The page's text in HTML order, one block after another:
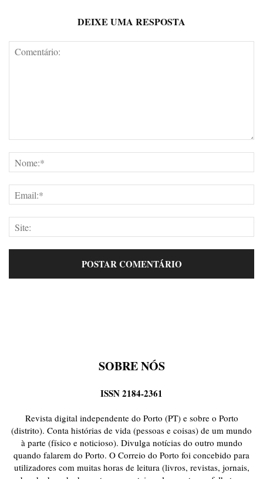
DEIXE UMA RESPOSTA
SOBRE NÓS
ISSN 2184-2361
Revista digital independente do Porto (PT) e sobre o Porto
(distrito). Conta histórias de vida (pessoas e coisas) de um mundo
à parte (físico e noticioso). Divulga notícias do outro mundo
quando falarem do Porto. O Correio do Porto foi concebido para
utilizadores com muitas horas de leitura (livros, revistas, jornais,